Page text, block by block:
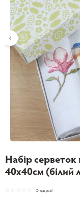
Набір серветок
40х40см (білий
(0 відгуків)